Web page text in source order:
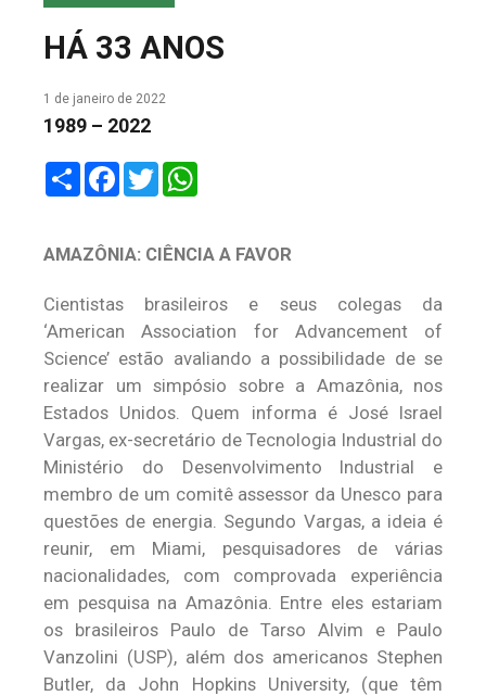
HÁ 33 ANOS
1 de janeiro de 2022
1989 – 2022
ShareFacebook
Twitter
AMAZÔNIA: CIÊNCIA A FAVOR
Cientistas brasileiros e seus colegas da
‘American Association for Advancement of
Science’ estão avaliando a possibilidade de se
realizar um simpósio sobre a Amazônia, nos
Estados Unidos. Quem informa é José Israel
Vargas, ex-secretário de Tecnologia Industrial do
Ministério do Desenvolvimento Industrial e
membro de um comitê assessor da Unesco para
questões de energia. Segundo Vargas, a ideia é
reunir, em Miami, pesquisadores de várias
nacionalidades, com comprovada experiência
em pesquisa na Amazônia. Entre eles estariam
os brasileiros Paulo de Tarso Alvim e Paulo
Vanzolini (USP), além dos americanos Stephen
Butler, da John Hopkins University, (que têm